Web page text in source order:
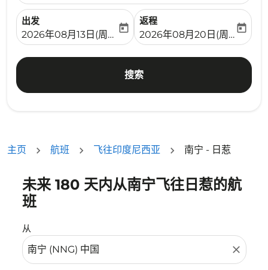
出发
fc-booking-departure-date-aria-label
2026年08月13日(周四)
today
返程
fc-booking-return-date-
2026年08月20日(周四)
today
搜索
主页 航班 飞往印度尼西亚 南宁 - 日惹
未来 180 天内从南宁飞往日惹的航
班
从
close
没有符合您的筛选条件的机票。请调整您的筛选条件。